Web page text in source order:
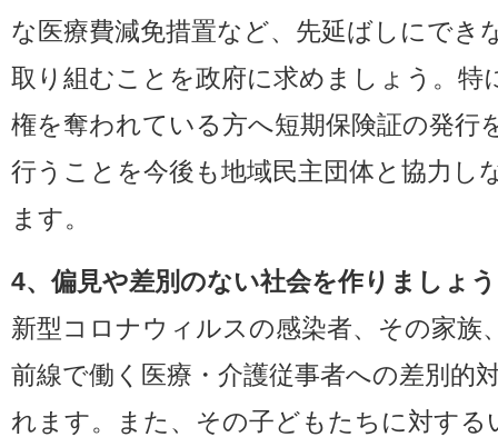
な医療費減免措置など、先延ばしにでき
取り組むことを政府に求めましょう。特
権を奪われている方へ短期保険証の発行
行うことを今後も地域民主団体と協力し
ます。
4、偏見や差別のない社会を作りましょう
新型コロナウィルスの感染者、その家族
前線で働く医療・介護従事者への差別的
れます。また、その子どもたちに対す